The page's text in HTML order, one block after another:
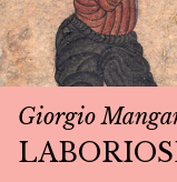
Giorgio